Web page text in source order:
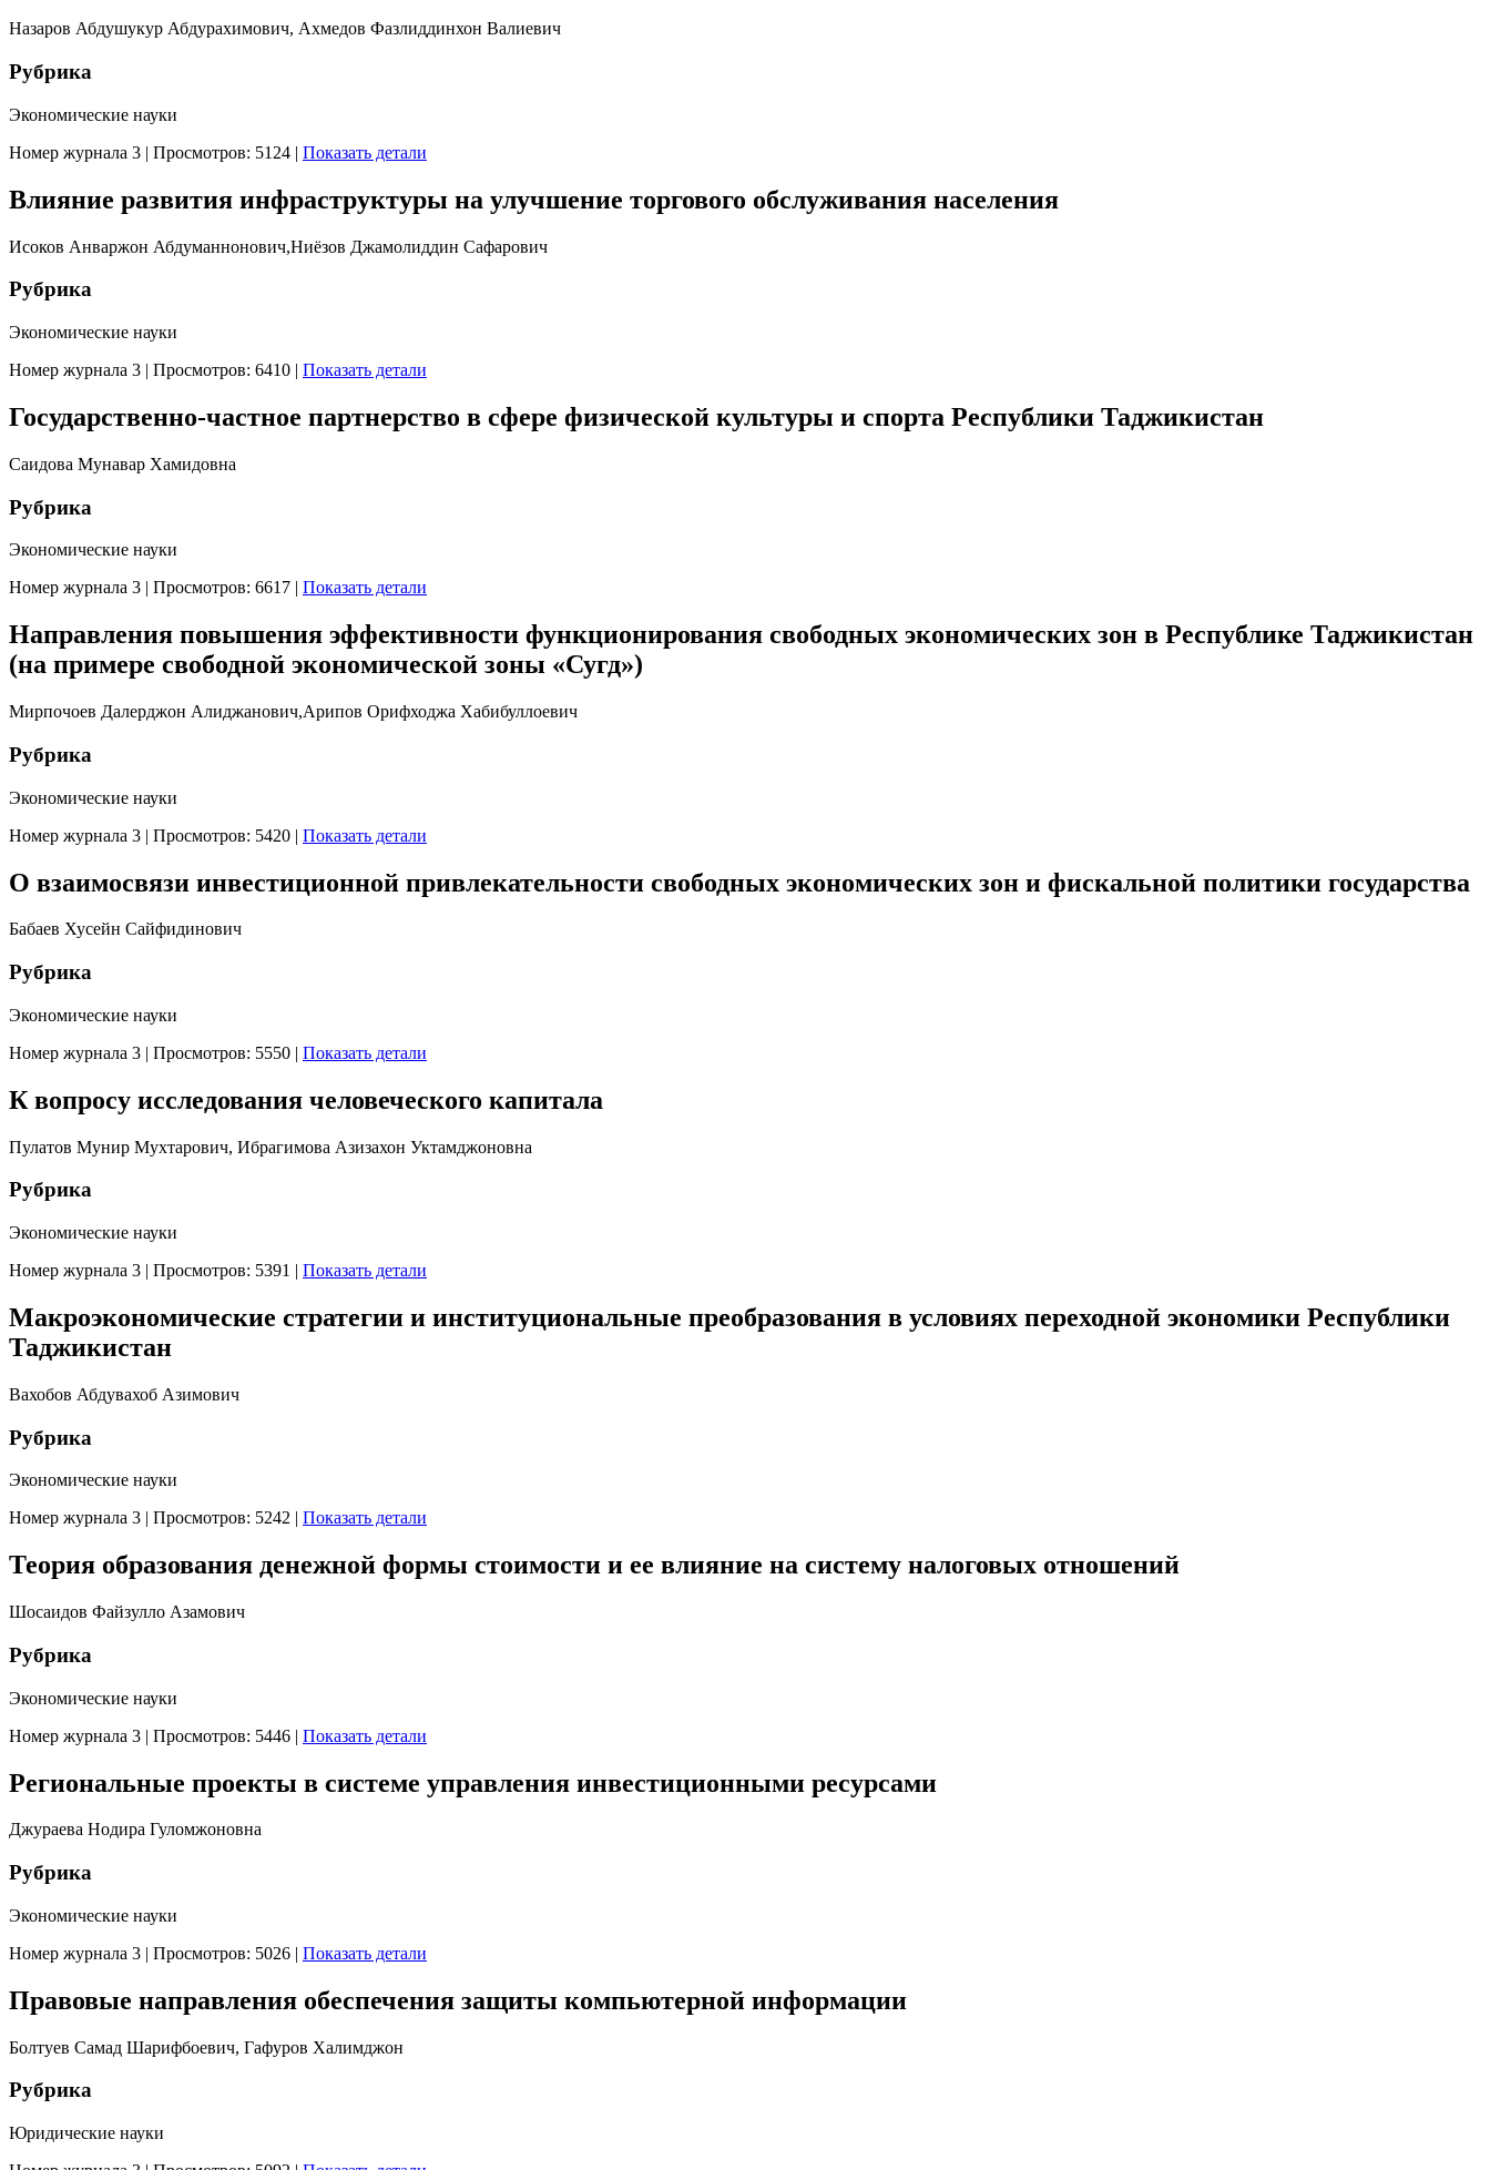
Назаров Абдушукур Абдурахимович, Ахмедов Фазлиддинхон Валиевич
Рубрика
Экономические науки
Номер журнала 3 | Просмотров: 5124 | Показать детали
Влияние развития инфраструктуры на улучшение торгового обслуживания населения
Исоков Анваржон Абдуманнонович,Ниёзов Джамолиддин Сафарович
Рубрика
Экономические науки
Номер журнала 3 | Просмотров: 6410 | Показать детали
Государственно-частное партнерство в сфере физической культуры и спорта Республики Таджикистан
Саидова Мунавар Хамидовна
Рубрика
Экономические науки
Номер журнала 3 | Просмотров: 6617 | Показать детали
Направления повышения эффективности функционирования свободных экономических зон в Республике Таджикистан
(на примере свободной экономической зоны «Сугд»)
Мирпочоев Далерджон Алиджанович,Арипов Орифходжа Хабибуллоевич
Рубрика
Экономические науки
Номер журнала 3 | Просмотров: 5420 | Показать детали
О взаимосвязи инвестиционной привлекательности свободных экономических зон и фискальной политики государства
Бабаев Хусейн Сайфидинович
Рубрика
Экономические науки
Номер журнала 3 | Просмотров: 5550 | Показать детали
К вопросу исследования человеческого капитала
Пулатов Мунир Мухтарович, Ибрагимова Азизахон Уктамджоновна
Рубрика
Экономические науки
Номер журнала 3 | Просмотров: 5391 | Показать детали
Макроэкономические стратегии и институциональные преобразования в условиях переходной экономики Республики
Таджикистан
Вахобов Абдувахоб Азимович
Рубрика
Экономические науки
Номер журнала 3 | Просмотров: 5242 | Показать детали
Теория образования денежной формы стоимости и ее влияние на систему налоговых отношений
Шосаидов Файзулло Азамович
Рубрика
Экономические науки
Номер журнала 3 | Просмотров: 5446 | Показать детали
Региональные проекты в системе управления инвестиционными ресурсами
Джураева Нодира Гуломжоновна
Рубрика
Экономические науки
Номер журнала 3 | Просмотров: 5026 | Показать детали
Правовые направления обеспечения защиты компьютерной информации
Болтуев Самад Шарифбоевич, Гафуров Халимджон
Рубрика
Юридические науки